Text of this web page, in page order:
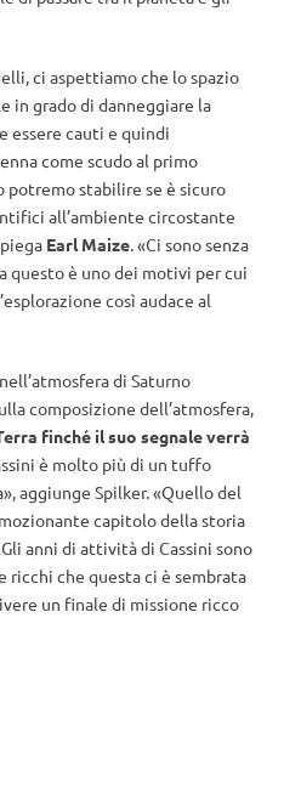
ci aspettiamo che lo spazio
in grado di danneggiare la
essere cauti e quindi
come scudo al primo
potremo stabilire se è sicuro
all’ambiente circostante
Earl Maize. «Ci sono senza
questo è uno dei motivi per cui
così audace al
di Saturno
composizione dell’atmosfera,
finché il suo segnale verrà
è molto più di un tuffo
aggiunge Spilker. «Quello del
capitolo della storia
anni di attività di Cassini sono
che questa ci è sembrata
un finale di missione ricco